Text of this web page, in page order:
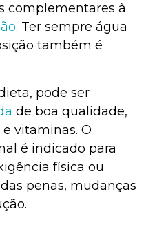
complementares à
. Ter sempre água
também é
pode ser
de boa qualidade,
vitaminas. O
é indicado para
física ou
penas, mudanças